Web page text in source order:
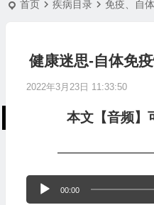
首页 疾病目录 免疫、自
健康迷思-自体免
2022年3月23日 11:33:50
本文【音频】
00:00